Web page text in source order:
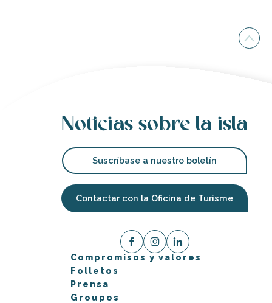
Noticias sobre la isla
Suscríbase a nuestro boletín
Contactar con la Oficina de Turisme
Compromisos y valores
Folletos
Prensa
Groupos